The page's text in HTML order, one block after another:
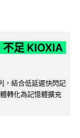
足 KIOXIA
，結合低延遲快閃記
轉化為記憶體擴充